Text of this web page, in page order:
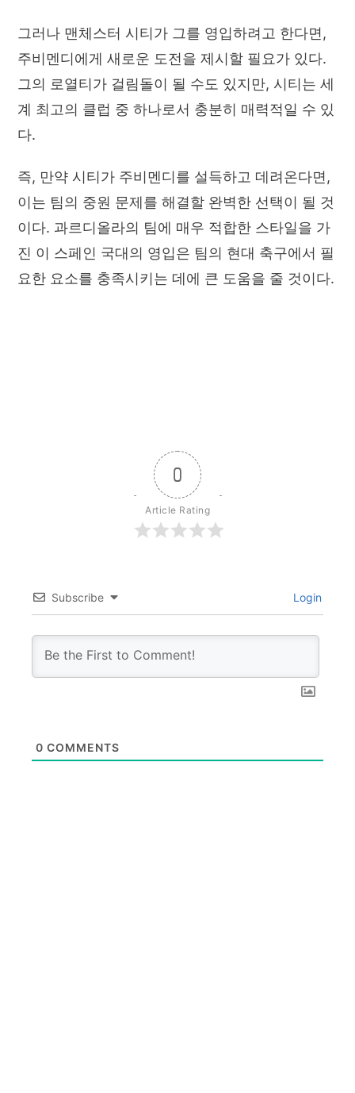
그러나 맨체스터 시티가 그를 영입하려고 한다면,
주비멘디에게 새로운 도전을 제시할 필요가 있다.
그의 로열티가 걸림돌이 될 수도 있지만, 시티는 세
계 최고의 클럽 중 하나로서 충분히 매력적일 수 있
다.
즉, 만약 시티가 주비멘디를 설득하고 데려온다면,
이는 팀의 중원 문제를 해결할 완벽한 선택이 될 것
이다. 과르디올라의 팀에 매우 적합한 스타일을 가
진 이 스페인 국대의 영입은 팀의 현대 축구에서 필
요한 요소를 충족시키는 데에 큰 도움을 줄 것이다.
0
Article Rating
Subscribe Login
0 COMMENTS